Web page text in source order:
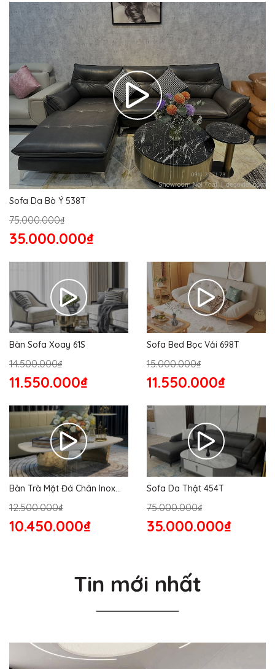
Sofa Da Bò Ý 538T
75.000.000₫
35.000.000₫
Bàn Sofa Xoay 61S
14.500.000₫
11.550.000₫
Sofa Bed Bọc Vải 698T
15.000.000₫
11.550.000₫
Bàn Trà Mặt Đá Chân Inox
12.500.000₫
10.450.000₫
Sofa Da Thật 454T
75.000.000₫
35.000.000₫
Tin mới nhất